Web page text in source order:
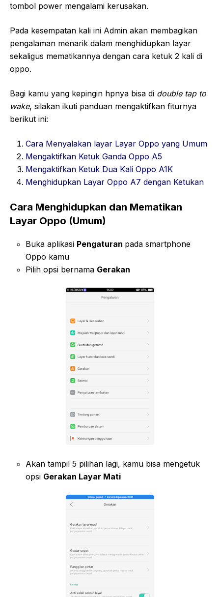
tombol power mengalami kerusakan.
Pada kesempatan kali ini Admin akan membagikan
pengalaman menarik dalam menghidupkan layar
sekaligus mematikannya dengan cara ketuk 2 kali di
oppo.
Bagi kamu yang kepingin hpnya bisa di double tap to
wake, silakan ikuti panduan mengaktifkan fiturnya
berikut ini:
Cara Menyalakan layar Layar Oppo yang Umum
Mengaktifkan Ketuk Ganda Oppo A5
Mengaktifkan Ketuk Dua Kali Oppo A1K
Menghidupkan Layar Oppo A7 dengan Ketukan
Cara Menghidupkan dan Mematikan
Layar Oppo (Umum)
Buka aplikasi Pengaturan pada smartphone
Oppo kamu
Pilih opsi bernama Gerakan
Akan tampil 5 pilihan lagi, kamu bisa mengetuk
opsi Gerakan Layar Mati